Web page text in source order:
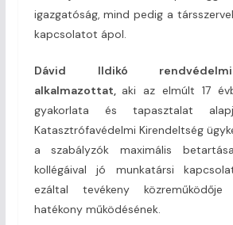
igazgatóság, mind pedig a
kapcsolatot ápol.
Dávid Ildikó
alkalmazottat, aki az elmúlt 17
gyakorlata és tapasztalat
Katasztrófavédelmi Kirendeltség
a szabályzók maximális
kollégáival jó munkatársi
ezáltal tevékeny
hatékony működésének.